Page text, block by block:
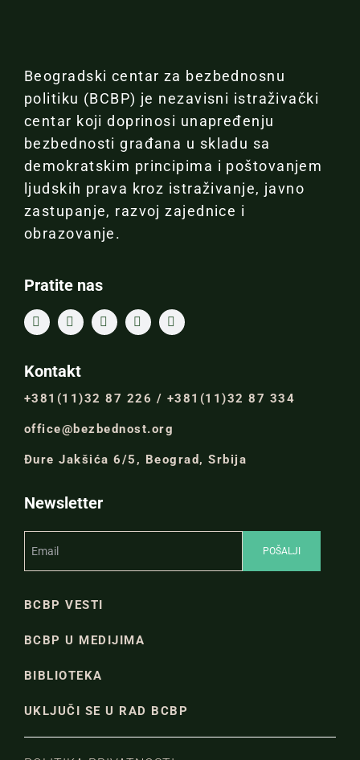
Beogradski centar za bezbednosnu
politiku (BCBP) je nezavisni istraživački
centar koji doprinosi unapređenju
bezbednosti građana u skladu sa
demokratskim principima i poštovanjem
ljudskih prava kroz istraživanje, javno
zastupanje, razvoj zajednice i
obrazovanje.
Pratite nas
Kontakt
+381(11)32 87 226 / +381(11)32 87 334
office@bezbednost.org
Đure Jakšića 6/5, Beograd, Srbija
Newsletter
BCBP VESTI
BCBP U MEDIJIMA
BIBLIOTEKA
UKLJUČI SE U RAD BCBP